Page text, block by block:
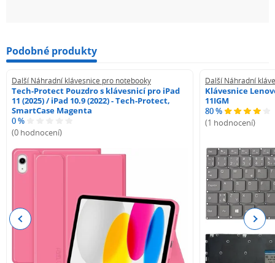
Podobné produkty
Další Náhradní klávesnice pro notebooky
Tech-Protect Pouzdro s klávesnicí pro iPad
11 (2025) / iPad 10.9 (2022) - Tech-Protect,
SmartCase Magenta
0 %
(0 hodnocení)
Další Náhradní
Klávesnice
11IGM
80 %
(1 hodnocení)
Previous Next